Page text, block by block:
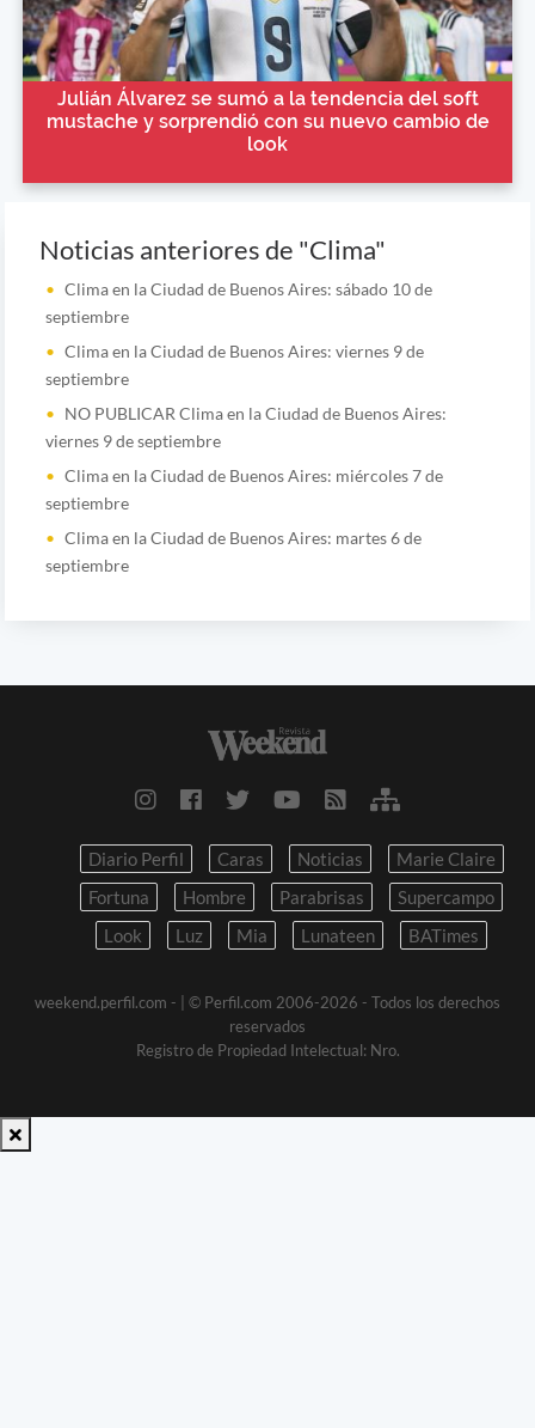
Julián Álvarez se sumó a la tendencia del soft
mustache y sorprendió con su nuevo cambio de
look
Noticias anteriores de "Clima"
Clima en la Ciudad de Buenos Aires: sábado 10 de
septiembre
Clima en la Ciudad de Buenos Aires: viernes 9 de
septiembre
NO PUBLICAR Clima en la Ciudad de Buenos Aires:
viernes 9 de septiembre
Clima en la Ciudad de Buenos Aires: miércoles 7 de
septiembre
Clima en la Ciudad de Buenos Aires: martes 6 de
septiembre
Diario Perfil Caras Noticias
Marie Claire
Fortuna
Hombre Parabrisas
Supercampo
Look
Luz Mia Lunateen BATimes
weekend.perfil.com -
| © Perfil.com 2006-2026 - Todos los derechos
reservados
Registro de Propiedad Intelectual: Nro.